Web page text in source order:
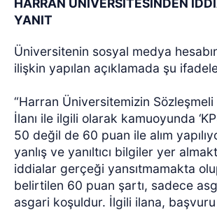
YANIT
Üniversitenin sosyal medya
ilişkin yapılan açıklamada şu
“Harran Üniversitemizin Sözleşmeli
İlanı ile ilgili olarak kamuoyunda
50 değil de 60 puan ile alım
yanlış ve yanıltıcı bilgiler yer
iddialar gerçeği yansıtmamakta
belirtilen 60 puan şartı, sadece
asgari koşuldur. İlgili ilana,